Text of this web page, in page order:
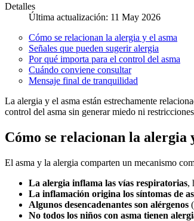
Detalles
Última actualización: 11 May 2026
Cómo se relacionan la alergia y el asma
Señales que pueden sugerir alergia
Por qué importa para el control del asma
Cuándo conviene consultar
Mensaje final de tranquilidad
La alergia y el asma están estrechamente
control del asma sin generar miedo ni
Cómo se relacionan la alergia
El asma y la alergia comparten un mecanismo
La alergia inflama las vías respiratorias,
La inflamación origina los síntomas de
Algunos desencadenantes son alérgenos
No todos los niños con asma tienen